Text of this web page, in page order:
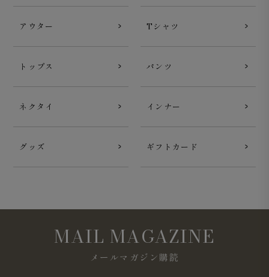
アウター Tシャツ
トップス パンツ
ネクタイ インナー
グッズ ギフトカード
MAIL MAGAZINE
メールマガジン購読